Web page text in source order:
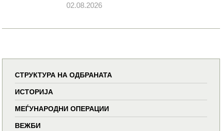
02.08.2026
СТРУКТУРА НА ОДБРАНАТА
ИСТОРИЈА
МЕЃУНАРОДНИ ОПЕРАЦИИ
ВЕЖБИ